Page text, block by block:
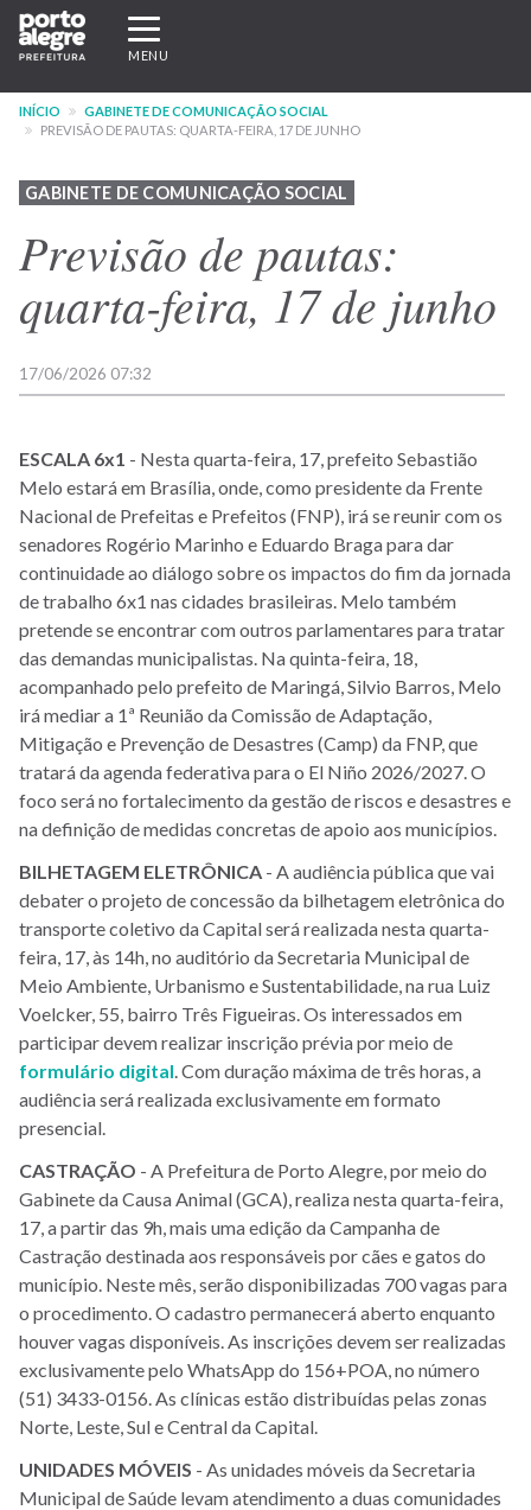
Pular
para
conteúdo
principal
Expandir/recolher
navegação
MENU
INÍCIO
GABINETE DE COMUNICAÇÃO SOCIAL
PREVISÃO DE PAUTAS: QUARTA-FEIRA, 17 DE JUNHO
GABINETE DE COMUNICAÇÃO SOCIAL
Previsão de pautas:
quarta-feira, 17 de junho
17/06/2026 07:32
ESCALA 6x1 - Nesta quarta-feira, 17, prefeito Sebastião
Melo estará em Brasília, onde, como presidente da Frente
Nacional de Prefeitas e Prefeitos (FNP), irá se reunir com os
senadores Rogério Marinho e Eduardo Braga para dar
continuidade ao diálogo sobre os impactos do fim da jornada
de trabalho 6x1 nas cidades brasileiras. Melo também
pretende se encontrar com outros parlamentares para tratar
das demandas municipalistas. Na quinta-feira, 18,
acompanhado pelo prefeito de Maringá, Silvio Barros, Melo
irá mediar a 1ª Reunião da Comissão de Adaptação,
Mitigação e Prevenção de Desastres (Camp) da FNP, que
tratará da agenda federativa para o El Niño 2026/2027. O
foco será no fortalecimento da gestão de riscos e desastres e
na definição de medidas concretas de apoio aos municípios.
BILHETAGEM ELETRÔNICA - A audiência pública que vai
debater o projeto de concessão da bilhetagem eletrônica do
transporte coletivo da Capital será realizada nesta quarta-
feira, 17, às 14h, no auditório da Secretaria Municipal de
Meio Ambiente, Urbanismo e Sustentabilidade, na rua Luiz
Voelcker, 55, bairro Três Figueiras. Os interessados em
participar devem realizar inscrição prévia por meio de
formulário digital . Com duração máxima de três horas, a
audiência será realizada exclusivamente em formato
presencial.
CASTRAÇÃO - A Prefeitura de Porto Alegre, por meio do
Gabinete da Causa Animal (GCA), realiza nesta quarta-feira,
17, a partir das 9h, mais uma edição da Campanha de
Castração destinada aos responsáveis por cães e gatos do
município. Neste mês, serão disponibilizadas 700 vagas para
o procedimento. O cadastro permanecerá aberto enquanto
houver vagas disponíveis. As inscrições devem ser realizadas
exclusivamente pelo WhatsApp do 156+POA, no número
(51) 3433-0156. As clínicas estão distribuídas pelas zonas
Norte, Leste, Sul e Central da Capital.
UNIDADES MÓVEIS - As unidades móveis da Secretaria
Municipal de Saúde levam atendimento a duas comunidades